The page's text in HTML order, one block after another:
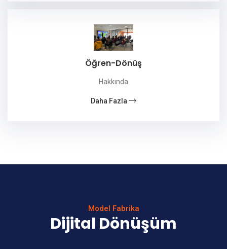
Öğren-Dönüş
Hakkında
Daha Fazla
Model Fabrika
Dijital Dönüşüm